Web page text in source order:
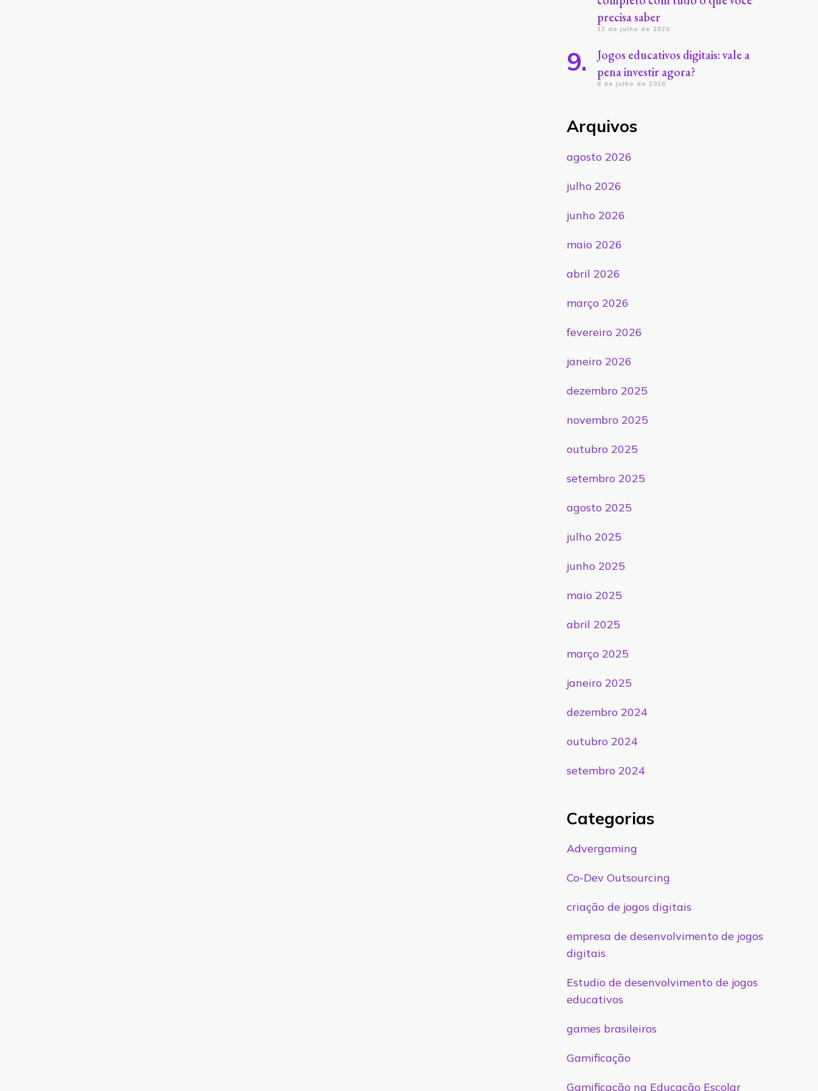
precisa saber
13 de julho de 2026
Jogos educativos digitais: vale a
pena investir agora?
8 de julho de 2026
Arquivos
agosto 2026
julho 2026
junho 2026
maio 2026
abril 2026
março 2026
fevereiro 2026
janeiro 2026
dezembro 2025
novembro 2025
outubro 2025
setembro 2025
agosto 2025
julho 2025
junho 2025
maio 2025
abril 2025
março 2025
janeiro 2025
dezembro 2024
outubro 2024
setembro 2024
Categorias
Advergaming
Co-Dev Outsourcing
criação de jogos digitais
empresa de desenvolvimento de jogos
digitais
Estudio de desenvolvimento de jogos
educativos
games brasileiros
Gamificação
Gamificação na Educação Escolar